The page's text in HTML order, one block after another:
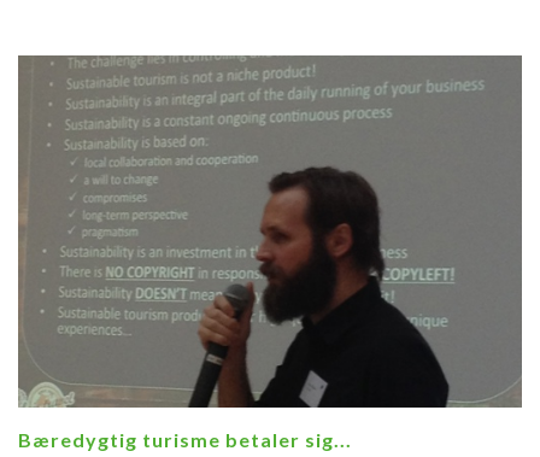
Bæredygtig turisme betaler sig...